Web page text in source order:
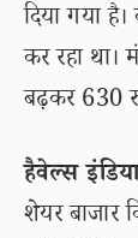
दिया गया
कर रहा
बढ़कर 630
हैवेल्स
शेयर बाजार